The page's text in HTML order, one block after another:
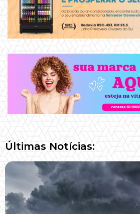
Últimas Notícias: